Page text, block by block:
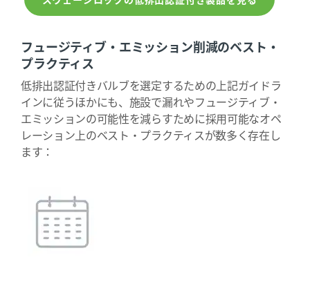
フュージティブ・エミッション削減のベスト・
プラクティス
低排出認証付きバルブを選定するための上記ガイドラ
インに従うほかにも、施設で漏れやフュージティブ・
エミッションの可能性を減らすために採用可能なオペ
レーション上のベスト・プラクティスが数多く存在し
ます：